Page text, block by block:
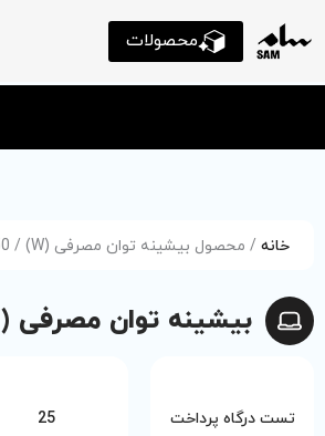
محصولات
خانه / محصول بیشینه توان مصرفی (W) / 150
بیشینه توان مصرفی (W): 150
تست درگاه پرداخت 25